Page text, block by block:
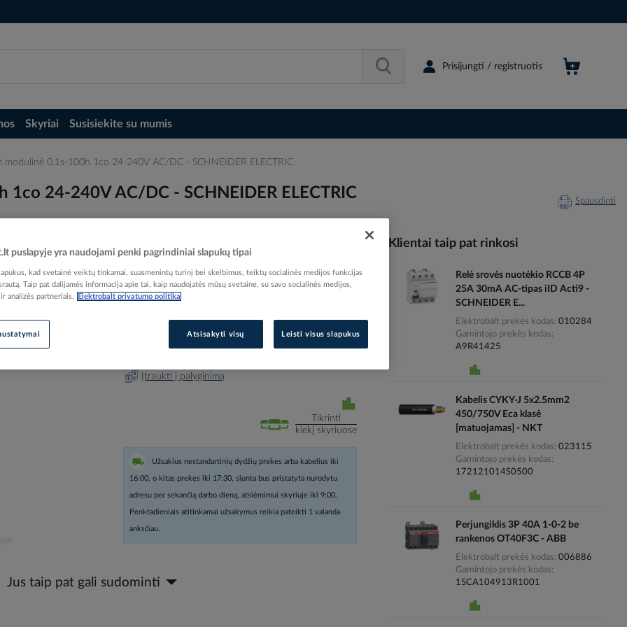
Prisijungti / registruotis
Skyriai Susisiekite su mumis
modulinė 0.1s-100h 1co 24-240V AC/DC - SCHNEIDER ELECTRIC
24-240V AC/DC - SCHNEIDER ELECTRIC Spausdinti
Elektrobalt prekės kodas
088059
EAN kodas
Įtraukti į palyginimą
Tikrinti
kiekį skyriuose
Užsakius nestandartinių dydžių prekes arba kabelius iki
16:00, o kitas prekes iki 17:30, siunta bus pristatyta nurodytu
adresu per sekančią darbo dieną, atsiėmimui skyriuje iki 9:00.
Penktadieniais atitinkamai užsakymus reikia pateikti 1 valanda
anksčiau.
Jus taip pat gali sudominti
Klientai taip pat rinkosi
Relė srovės nuotėkio RCCB 4P
25A 30mA AC-tipas iID Acti9 -
SCHNEIDER E...
Elektrobalt prekės kodas 010284
Gamintojo prekės kodas
A9R41425
Kabelis CYKY-J 5x2.5mm2
450/750V Eca klasė
[matuojamas] - NKT
Elektrobalt prekės kodas 023115
Gamintojo prekės kodas
172121014S0500
Perjungiklis 3P 40A 1-0-2 be
rankenos OT40F3C - ABB
Elektrobalt prekės kodas 006886
Gamintojo prekės kodas
1SCA104913R1001
puslapyje yra naudojami penki pagrindiniai slapukų tipai
kad svetainė veiktų tinkamai, suasmenintų turinį bei skelbimus, teiktų socialinės medijos funkcijas
Taip pat dalijamės informacija apie tai, kaip naudojatės mūsų svetaine, su savo socialinės medijos,
analizės partneriais.
Elektrobalt privatumo politika
Atsisakyti visų Leisti visus slapukus